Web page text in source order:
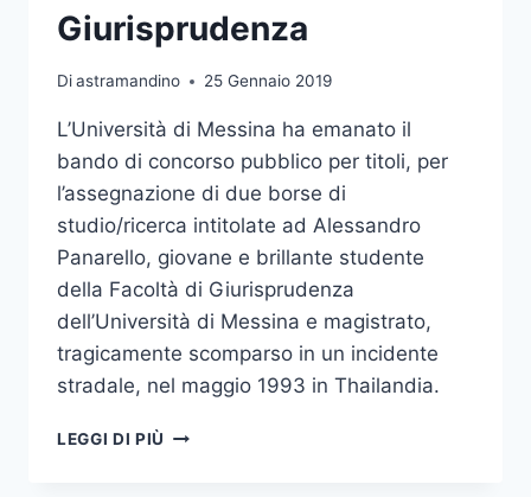
Giurisprudenza
Diastramandino 25 Gennaio 2019
L’Università di Messina ha emanato il
bando di concorso pubblico per titoli, per
l’assegnazione di due borse di
studio/ricerca intitolate ad Alessandro
Panarello, giovane e brillante studente
della Facoltà di Giurisprudenza
dell’Università di Messina e magistrato,
tragicamente scomparso in un incidente
stradale, nel maggio 1993 in Thailandia.
LEGGI DI PIÙ BORSE